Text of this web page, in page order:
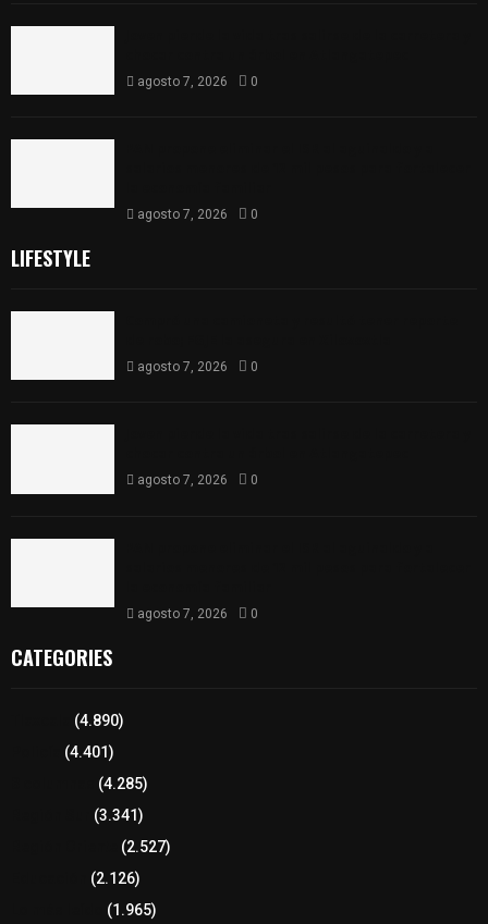
agosto 7, 2026 0
agosto 7, 2026 0
LIFESTYLE
agosto 7, 2026 0
agosto 7, 2026 0
agosto 7, 2026 0
CATEGORIES
(4.890)
(4.401)
(4.285)
(3.341)
(2.527)
(2.126)
(1.965)